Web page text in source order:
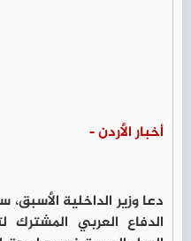
أخبار الأردن -
دعا وزير الداخلية
الدفاع العربي المشترك